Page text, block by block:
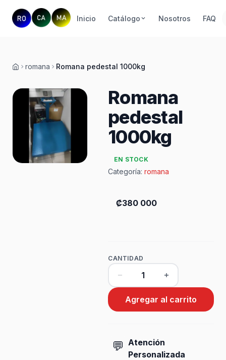
Inicio Catálogo Nosotros FAQ
Inicio
romana Romana pedestal 1000kg
Romana
pedestal
1000kg
EN STOCK
Categoría: romana
₡380 000
CANTIDAD
Agregar al carrito
💬 Atención
Personalizada